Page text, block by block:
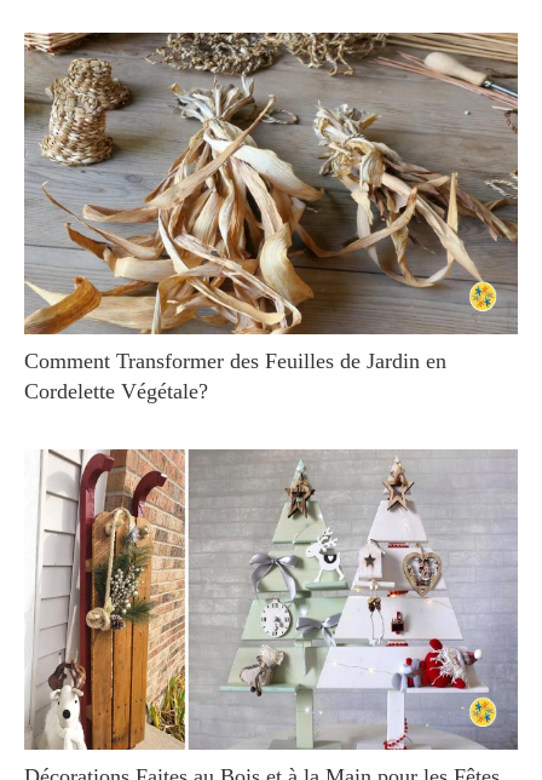
Comment Transformer des Feuilles de Jardin en
Cordelette Végétale?